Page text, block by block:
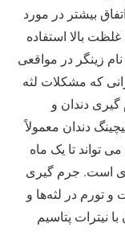
بیشتر در مورد
بالا استفاده
زینگر در مواقعی
که مشکلات لثه
دندان و
دندان معمولاً
تواند تا یک ماه
است. جرم گیری
تورم در لثه‌ها و
نیترات پتاسیم